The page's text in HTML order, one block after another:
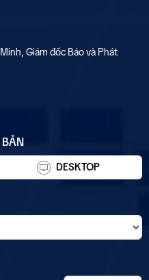
Giám đốc Báo và Phát
BẢN
DESKTOP